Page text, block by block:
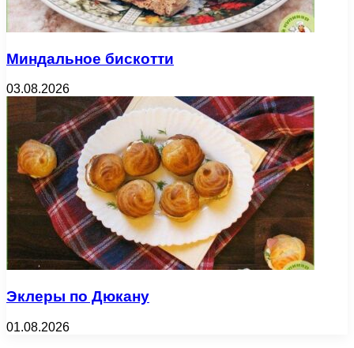
Миндальное бискотти
03.08.2026
Эклеры по Дюкану
01.08.2026